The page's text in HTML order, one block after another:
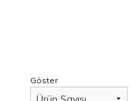
Göster